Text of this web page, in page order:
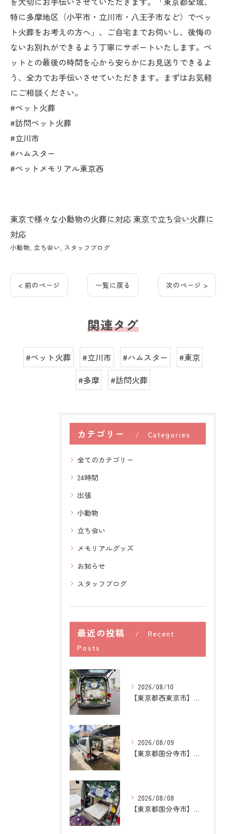
特に多摩地区（小平市・立川市・八王子市など）でペッ
ト火葬をお考えの方へ」、ご自宅までお伺いし、後悔の
ないお別れができるよう丁寧にサポートいたします。ペ
ットとの最後の時間を心から安らかにお見送りできるよ
う、全力でお手伝いさせていただきます。まずはお気軽
にご相談ください。
#ペット火葬
#訪問ペット火葬
#立川市
#ハムスター
#ペットメモリアル東京西
東京で様々な小動物の火葬に対応東京で立ち会い火葬に
対応
小動物 立ち会い スタッフブログ
< 前のページ 一覧に戻る 次のページ >
関連タグ
#ペット火葬 #立川市 #ハムスター
#東京
#多摩
#訪問火葬
カテゴリー Categories
全てのカテゴリー
24時間
出張
小動物
立ち会い
メモリアルグッズ
お知らせ
スタッフブログ
最近の投稿
Recent
Posts
2026/08/10
【東京都西東京市】猫の訪問ペット火葬｜ごはんを用意する時間に...
2026/08/09
【東京都国分寺市】猫の訪問ペット火葬｜煙や遺骨への不安を残さ...
2026/08/08
【東京都国分寺市】うさぎの訪問ペット火葬｜牧草を替える時間が...